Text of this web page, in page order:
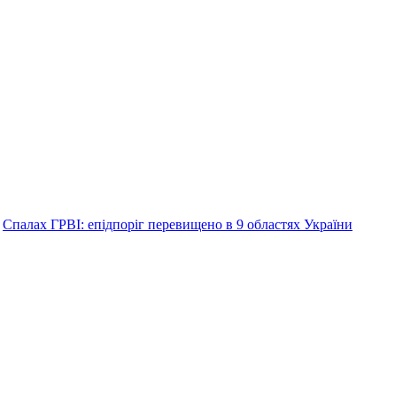
Спалах ГРВІ: епідпоріг перевищено в 9 областях України